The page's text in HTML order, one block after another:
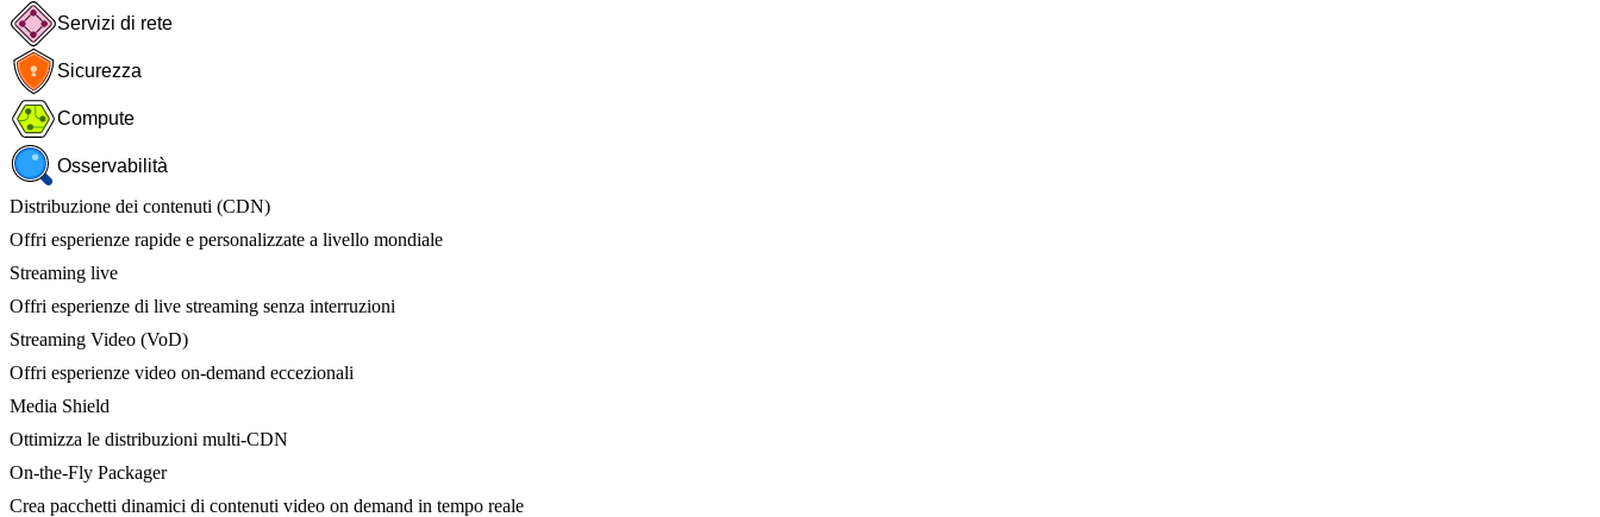
Servizi di rete
Sicurezza
Compute
Osservabilità
Distribuzione dei contenuti (CDN)
Offri esperienze rapide e personalizzate a livello mondiale
Streaming live
Offri esperienze di live streaming senza interruzioni
Streaming Video (VoD)
Offri esperienze video on-demand eccezionali
Media Shield
Ottimizza le distribuzioni multi-CDN
On-the-Fly Packager
Crea pacchetti dinamici di contenuti video on demand in tempo reale